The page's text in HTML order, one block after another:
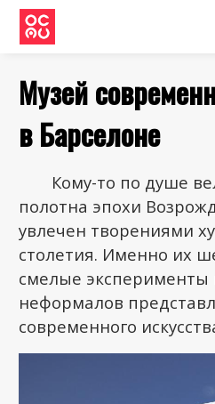
Музей
в Барселоне
Кому-то по душе
полотна эпохи
увлечен творениями
столетия. Именно их
смелые эксперименты
неформалов
современного